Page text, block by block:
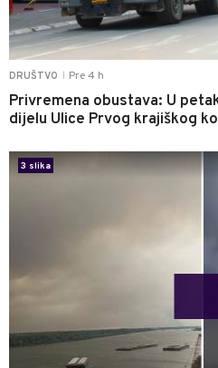
DRUŠTVO Pre 4 h
Privremena obustava: U
dijelu Ulice Prvog krajiškog
3 slika